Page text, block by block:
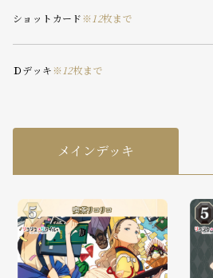
ショットカード※ 12枚まで
Ｄデッキ※ 12枚まで
メインデッキ